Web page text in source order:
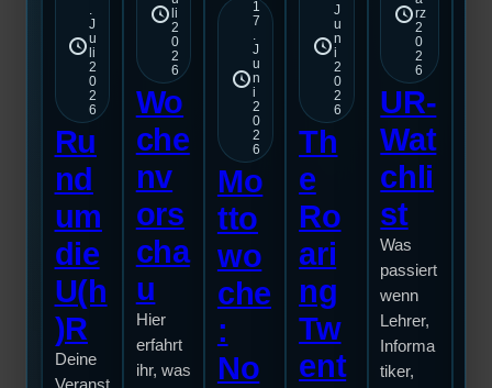
J
u
li
2
0
2
6
Ru
nd
um
die
U(h
)R
Deine
Veranst
li
2
0
2
6
Wo
che
nv
ors
cha
u
Hier
erfahrt
ihr, was
1
7
J
u
n
i
2
0
2
6
Mo
tto
wo
che
:
No
J
u
n
i
2
0
2
6
Th
e
Ro
ari
ng
Tw
ent
rz
2
0
2
6
UR-
Wat
chli
st
Was
passiert
wenn
Lehrer,
Informa
tiker,